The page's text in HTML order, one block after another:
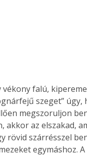
vékony falú,
szeget” úgy,
megszoruljon
akkor az elszakad,
rövid szárrésszel
egymáshoz.